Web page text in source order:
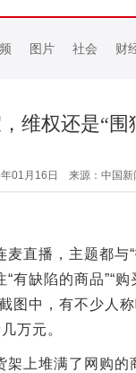
图片 社会 财
维权还是“围
年01月16日 来源：中国新
播，主题都与“
有缺陷的商品”“购
图中，有不少人称
万元。
上堆满了网购的